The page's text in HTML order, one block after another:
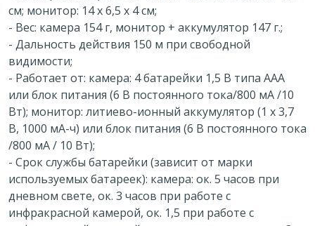
см; монитор: 14 x 6,5 x 4 см;
- Вес: камера 154 г, монитор + аккумулятор 147 г.;
- Дальность действия 150 м при свободной
видимости;
- Работает от: камера: 4 батарейки 1,5 В типа AAA
или блок питания (6 В постоянного тока/800 мА /10
Вт); монитор: литиево-ионный аккумулятор (1 x 3,7
В, 1000 мА-ч) или блок питания (6 В постоянного тока
/800 мА / 10 Вт);
- Срок службы батарейки (зависит от марки
используемых батареек): камера: ок. 5 часов при
дневном свете, ок. 3 часов при работе с
инфракрасной камерой, ок. 1,5 при работе с